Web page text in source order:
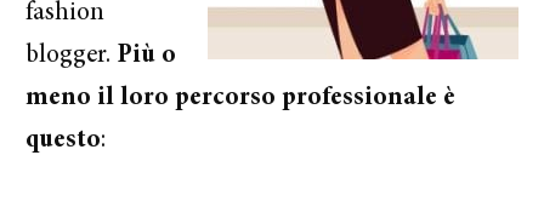
fashion
blogger. Più o
meno il loro percorso professionale è
questo: